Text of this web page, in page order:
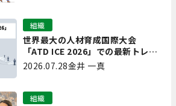
世界最大の人材育成国際大会
「ATD ICE 2026」での最新トレン
ドと成功事例｜「重要で実用的
な、日本にも合う」ホットトピッ
組織
2026.07.28金井 一真
組織